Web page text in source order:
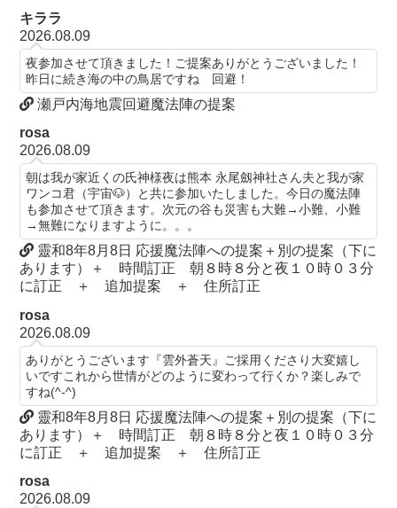
キララ
2026.08.09
夜参加させて頂きました！ご提案ありがとうございました！
昨日に続き海の中の鳥居ですね 回避！
瀬戸内海地震回避魔法陣の提案
rosa
2026.08.09
朝は我が家近くの氏神様夜は熊本 永尾劔神社さん夫と我が家
ワンコ君（宇宙🐶）と共に参加いたしました。今日の魔法陣
も参加させて頂きます。次元の谷も災害も大難→小難、小難
→無難になりますように。。。
靈和8年8月8日 応援魔法陣への提案＋別の提案（下に
あります）＋ 時間訂正 朝８時８分と夜１０時０３分
に訂正 ＋ 追加提案 ＋ 住所訂正
rosa
2026.08.09
ありがとうございます『雲外蒼天』ご採用くださり大変嬉し
いですこれから世情がどのように変わって行くか？楽しみで
すね(^-^)
靈和8年8月8日 応援魔法陣への提案＋別の提案（下に
あります）＋ 時間訂正 朝８時８分と夜１０時０３分
に訂正 ＋ 追加提案 ＋ 住所訂正
rosa
2026.08.09